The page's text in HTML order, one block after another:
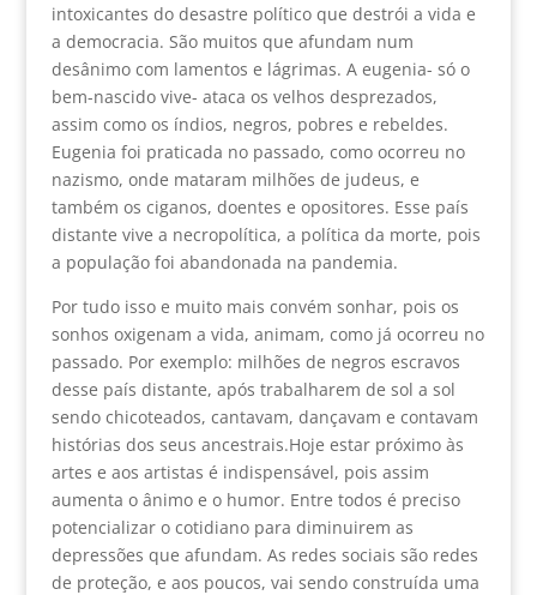
intoxicantes do desastre político que destrói a vida e
a democracia. São muitos que afundam num
desânimo com lamentos e lágrimas. A eugenia- só o
bem-nascido vive- ataca os velhos desprezados,
assim como os índios, negros, pobres e rebeldes.
Eugenia foi praticada no passado, como ocorreu no
nazismo, onde mataram milhões de judeus, e
também os ciganos, doentes e opositores. Esse país
distante vive a necropolítica, a política da morte, pois
a população foi abandonada na pandemia.
Por tudo isso e muito mais convém sonhar, pois os
sonhos oxigenam a vida, animam, como já ocorreu no
passado. Por exemplo: milhões de negros escravos
desse país distante, após trabalharem de sol a sol
sendo chicoteados, cantavam, dançavam e contavam
histórias dos seus ancestrais.Hoje estar próximo às
artes e aos artistas é indispensável, pois assim
aumenta o ânimo e o humor. Entre todos é preciso
potencializar o cotidiano para diminuirem as
depressões que afundam. As redes sociais são redes
de proteção, e aos poucos, vai sendo construída uma